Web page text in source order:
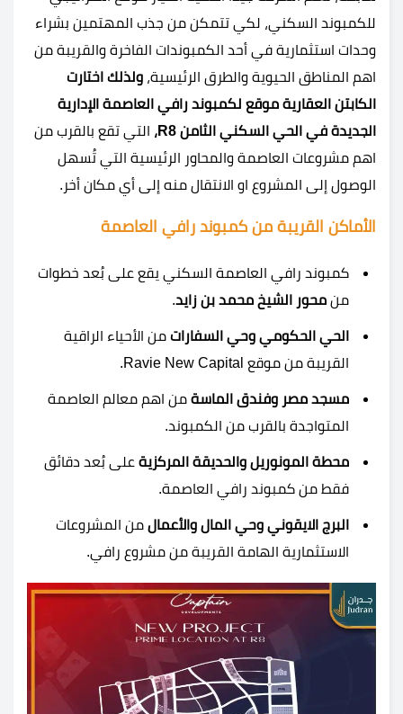
للكمبوند السكني، لكي تتمكن من جذب المهتمين بشراء
وحدات استثمارية في أحد الكمبوندات الفاخرة والقريبة من
اهم المناطق الحيوية والطرق الرئيسية، ولذلك اختارت
الكابتن العقارية موقع لكمبوند رافي العاصمة الإدارية
الجديدة في الحي السكني الثامن R8، التي تقع بالقرب من
اهم مشروعات العاصمة والمحاور الرئيسية التي تُسهل
الوصول إلى المشروع او الانتقال منه إلى أي مكان أخر.
الأماكن القريبة من كمبوند رافي العاصمة
كمبوند رافي العاصمة السكني يقع على بُعد خطوات
من محور الشيخ محمد بن زايد.
الحي الحكومي وحي السفارات من الأحياء الراقية
القريبة من موقع Ravie New Capital.
مسجد مصر وفندق الماسة من اهم معالم العاصمة
المتواجدة بالقرب من الكمبوند.
محطة المونوريل والحديقة المركزية على بُعد دقائق
فقط من كمبوند رافي العاصمة.
البرج الايقوني وحي المال والأعمال من المشروعات
الاستثمارية الهامة القريبة من مشروع رافي.